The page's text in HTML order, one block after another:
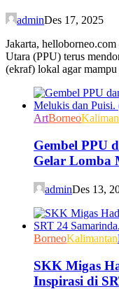
adminDes 17, 2025
Jakarta,
Utara (PPU) terus
(ekraf) lokal agar
ArtBorneo
Gembel PPU
Gelar Lomba
adminDes 13,
BorneoKalimantan
SKK Migas
Inspirasi di